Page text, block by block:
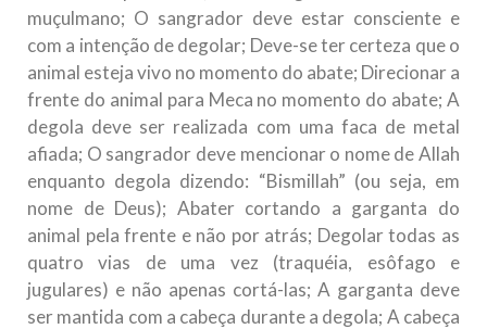
muçulmano; O sangrador deve estar consciente e
com a intenção de degolar; Deve-se ter certeza que o
animal esteja vivo no momento do abate; Direcionar a
frente do animal para Meca no momento do abate; A
degola deve ser realizada com uma faca de metal
afiada; O sangrador deve mencionar o nome de Allah
enquanto degola dizendo: “Bismillah” (ou seja, em
nome de Deus); Abater cortando a garganta do
animal pela frente e não por atrás; Degolar todas as
quatro vias de uma vez (traquéia, esôfago e
jugulares) e não apenas cortá-las; A garganta deve
ser mantida com a cabeça durante a degola; A cabeça